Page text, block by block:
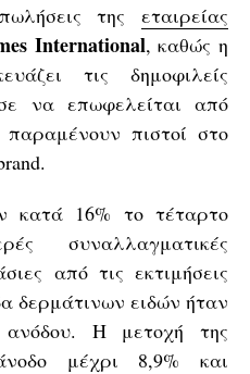
της εταιρείας
International, καθώς η
τις δημοφιλείς
να επωφελείται από
πιστοί στο
κατά 16% το τέταρτο
συναλλαγματικές
από τις εκτιμήσεις
ειδών ήταν
Η μετοχή της
μέχρι 8,9% και